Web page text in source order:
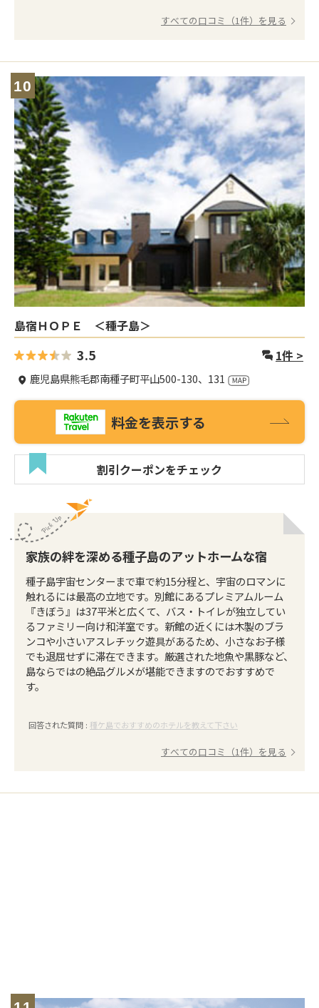
すべての口コミ（1件）を見る
10
島宿ＨＯＰＥ ＜種子島＞
3.5 1件 >
鹿児島県熊毛郡南種子町平山500-130、131
料金を表示する
割引クーポンをチェック
家族の絆を深める種子島のアットホームな宿
種子島宇宙センターまで車で約15分程と、宇宙のロマンに
触れるには最高の立地です。別館にあるプレミアムルーム
『きぼう』は37平米と広くて、バス・トイレが独立してい
るファミリー向け和洋室です。新館の近くには木製のブラ
ンコや小さいアスレチック遊具があるため、小さなお子様
でも退屈せずに滞在できます。厳選された地魚や黒豚など、
島ならではの絶品グルメが堪能できますのでおすすめで
す。
回答された質問 : 種ケ島でおすすめのホテルを教えて下さい
すべての口コミ（1件）を見る